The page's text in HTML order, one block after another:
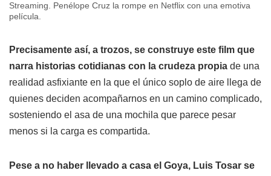
Streaming. Penélope Cruz la rompe en Netflix con una emotiva
película.
Precisamente así, a trozos, se construye este film que
narra historias cotidianas con la crudeza propia de una
realidad asfixiante en la que el único soplo de aire llega de
quienes deciden acompañarnos en un camino complicado,
sosteniendo el asa de una mochila que parece pesar
menos si la carga es compartida.
Pese a no haber llevado a casa el Goya, Luis Tosar se